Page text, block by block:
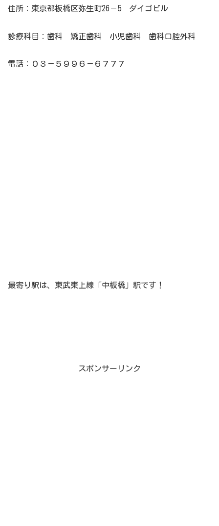
住所：東京都板橋区弥生町26－5 ダイゴビル
診療科目：歯科 矯正歯科 小児歯科 歯科口腔外科
電話：０３－５９９６－６７７７
最寄り駅は、東武東上線「中板橋」駅です！
スポンサーリンク